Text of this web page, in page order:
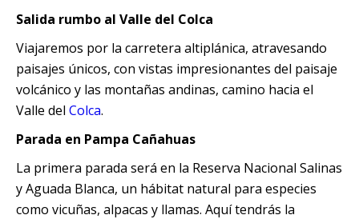
Salida rumbo al Valle del Colca
Viajaremos por la carretera altiplánica, atravesando
paisajes únicos, con vistas impresionantes del paisaje
volcánico y las montañas andinas, camino hacia el
Valle del Colca.
Parada en Pampa Cañahuas
La primera parada será en la Reserva Nacional Salinas
y Aguada Blanca, un hábitat natural para especies
como vicuñas, alpacas y llamas. Aquí tendrás la